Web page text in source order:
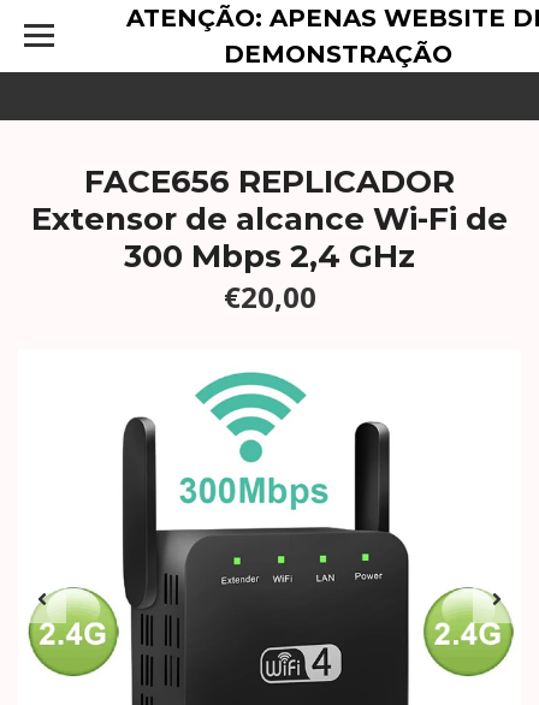
ATENÇÃO: APENAS WEBSITE
DEMONSTRAÇÃO
FACE656 REPLICADOR
Extensor de alcance Wi-Fi de
300 Mbps 2,4 GHz
€20,00